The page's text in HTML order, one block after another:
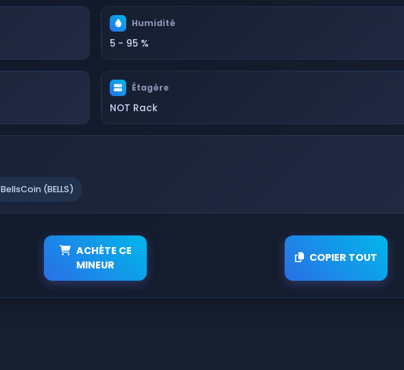
Humidité
5 - 95 %
Étagère
NOT Rack
BellsCoin (BELLS)
ACHÈTE CE
MINEUR
COPIER TOUT